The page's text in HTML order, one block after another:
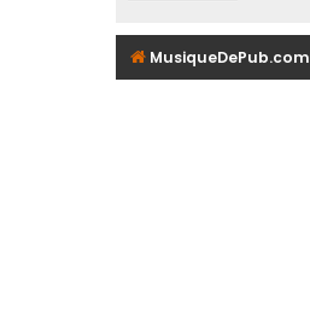
MusiqueDePub.com